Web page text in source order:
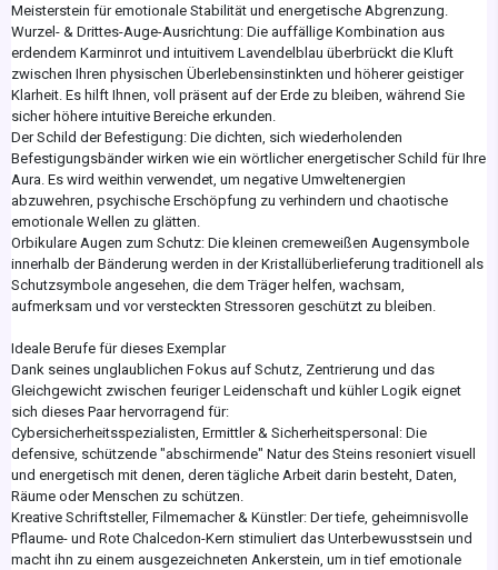
Meisterstein für emotionale Stabilität und energetische Abgrenzung.
Wurzel- & Drittes-Auge-Ausrichtung: Die auffällige Kombination aus
erdendem Karminrot und intuitivem Lavendelblau überbrückt die Kluft
zwischen Ihren physischen Überlebensinstinkten und höherer geistiger
Klarheit. Es hilft Ihnen, voll präsent auf der Erde zu bleiben, während Sie
sicher höhere intuitive Bereiche erkunden.
Der Schild der Befestigung: Die dichten, sich wiederholenden
Befestigungsbänder wirken wie ein wörtlicher energetischer Schild für Ihre
Aura. Es wird weithin verwendet, um negative Umweltenergien
abzuwehren, psychische Erschöpfung zu verhindern und chaotische
emotionale Wellen zu glätten.
Orbikulare Augen zum Schutz: Die kleinen cremeweißen Augensymbole
innerhalb der Bänderung werden in der Kristallüberlieferung traditionell als
Schutzsymbole angesehen, die dem Träger helfen, wachsam,
aufmerksam und vor versteckten Stressoren geschützt zu bleiben.
Ideale Berufe für dieses Exemplar
Dank seines unglaublichen Fokus auf Schutz, Zentrierung und das
Gleichgewicht zwischen feuriger Leidenschaft und kühler Logik eignet
sich dieses Paar hervorragend für:
Cybersicherheitsspezialisten, Ermittler & Sicherheitspersonal: Die
defensive, schützende "abschirmende" Natur des Steins resoniert visuell
und energetisch mit denen, deren tägliche Arbeit darin besteht, Daten,
Räume oder Menschen zu schützen.
Kreative Schriftsteller, Filmemacher & Künstler: Der tiefe, geheimnisvolle
Pflaume- und Rote Chalcedon-Kern stimuliert das Unterbewusstsein und
macht ihn zu einem ausgezeichneten Ankerstein, um in tief emotionale